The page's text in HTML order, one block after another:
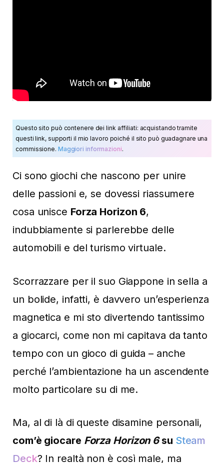
Questo sito può contenere dei link affiliati: acquistando tramite
questi link, supporti il mio lavoro poiché il sito può guadagnare una
commissione. Maggiori informazioni.
Ci sono giochi che nascono per unire
delle passioni e, se dovessi riassumere
cosa unisce Forza Horizon 6,
indubbiamente si parlerebbe delle
automobili e del turismo virtuale.
Scorrazzare per il suo Giappone in sella a
un bolide, infatti, è davvero un’esperienza
magnetica e mi sto divertendo tantissimo
a giocarci, come non mi capitava da tanto
tempo con un gioco di guida – anche
perché l’ambientazione ha un ascendente
molto particolare su di me.
Ma, al di là di queste disamine personali,
com’è giocare Forza Horizon 6su Steam
Deck? In realtà non è così male, ma